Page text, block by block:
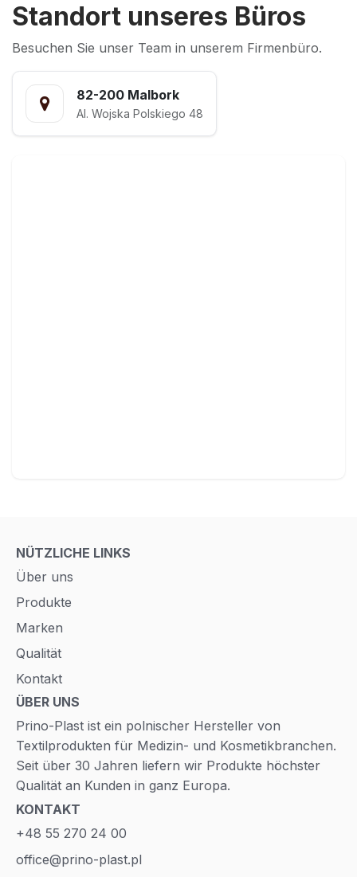
Standort unseres Büros
Besuchen Sie unser Team in unserem Firmenbüro.
82-200 Malbork
Al. Wojska Polskiego 48
NÜTZLICHE LINKS
Über uns
Produkte
Marken
Qualität
Kontakt
ÜBER UNS
Prino-Plast ist ein polnischer Hersteller von
Textilprodukten für Medizin- und Kosmetikbranchen.
Seit über 30 Jahren liefern wir Produkte höchster
Qualität an Kunden in ganz Europa.
KONTAKT
+48 55 270 24 00
office@prino-plast.pl